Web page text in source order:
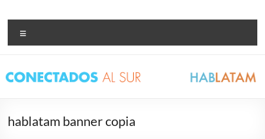
contenido
Conectados al Sur –
Hablatam
Bienvenidxs!
hablatam banner copia